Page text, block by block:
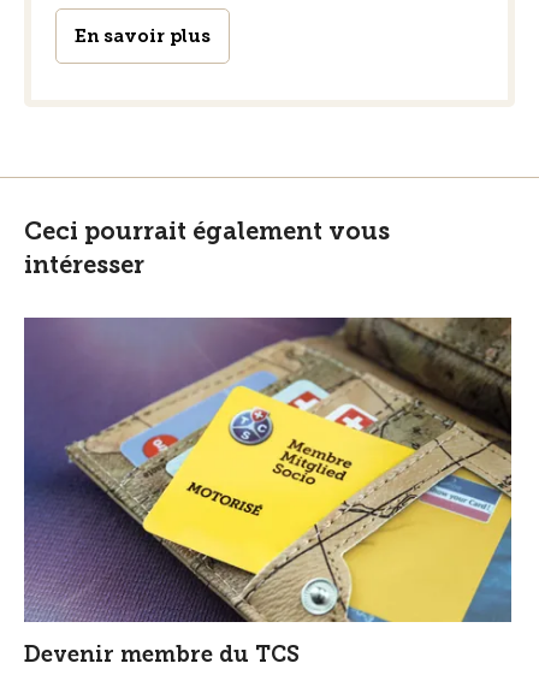
En savoir plus
Ceci pourrait également vous
intéresser
Devenir membre du TCS